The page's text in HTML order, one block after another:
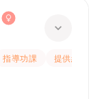
指導功課
提供練習題